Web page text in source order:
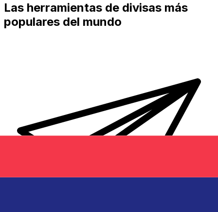
Las herramientas de divisas más
populares del mundo